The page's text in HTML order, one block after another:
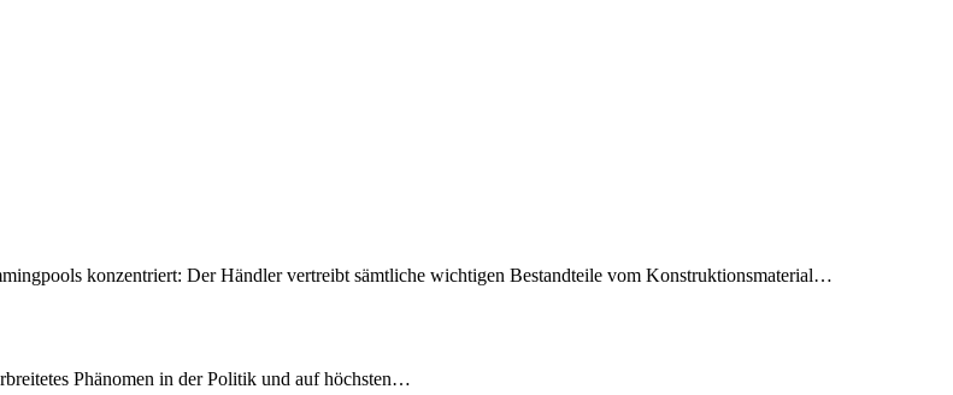
konzentriert: Der Händler vertreibt sämtliche wichtigen Bestandteile vom Konstruktionsmaterial…
Phänomen in der Politik und auf höchsten…